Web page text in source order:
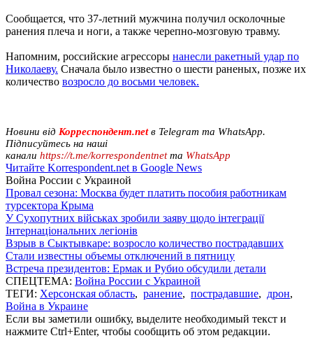
Сообщается, что 37-летний мужчина получил осколочные
ранения плеча и ноги, а также черепно-мозговую травму.
Напомним, российские агрессоры нанесли ракетный удар по
Николаеву. Сначала было известно о шести раненых, позже их
количество возросло до восьми человек.
Новини від Корреспондент.netв Telegram та WhatsApp.
Підписуйтесь на наші
канали https://t.me/korrespondentnetта WhatsApp
Читайте Korrespondent.net в Google News
Война России с Украиной
Провал сезона: Москва будет платить пособия работникам
турсектора Крыма
У Сухопутних військах зробили заяву щодо інтеграції
Інтернаціональних легіонів
Взрыв в Сыктывкаре: возросло количество пострадавших
Стали известны объемы отключений в пятницу
Встреча президентов: Ермак и Рубио обсудили детали
СПЕЦТЕМА: Война России с Украиной
ТЕГИ: Херсонская область, ранение, пострадавшие, дрон,
Война в Украине
Если вы заметили ошибку, выделите необходимый текст и
нажмите Ctrl+Enter, чтобы сообщить об этом редакции.